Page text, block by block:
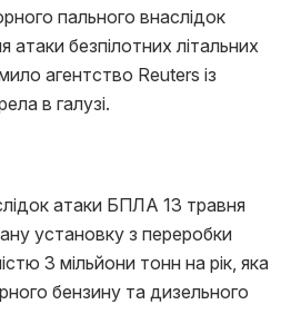
пального внаслідок
атаки безпілотних літальних
агентство Reuters із
в галузі.
атаки БПЛА 13 травня
установку з переробки
3 мільйони тонн на рік, яка
бензину та дизельного